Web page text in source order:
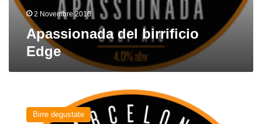
2 Novembre 2016
Apassionada del birrificio
Edge
Birre degustate